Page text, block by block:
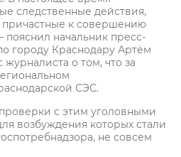
следственные действия,
причастные к совершению
пояснил начальник пресс-
городу Краснодару Артём
о том, что за
СЭС.
с этим уголовными
возбуждения которых стали
не совсем